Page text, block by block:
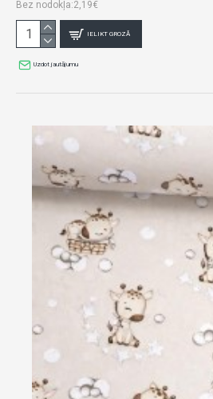
Bez nodokļa:2,19€
IELIKT GROZĀ
Uzdot jautājumu